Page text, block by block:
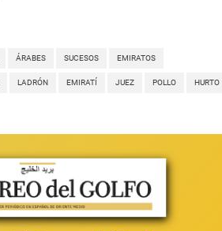
ÁRABES SUCESOS EMIRATOS
LADRÓN EMIRATÍ JUEZ POLLO HURTO